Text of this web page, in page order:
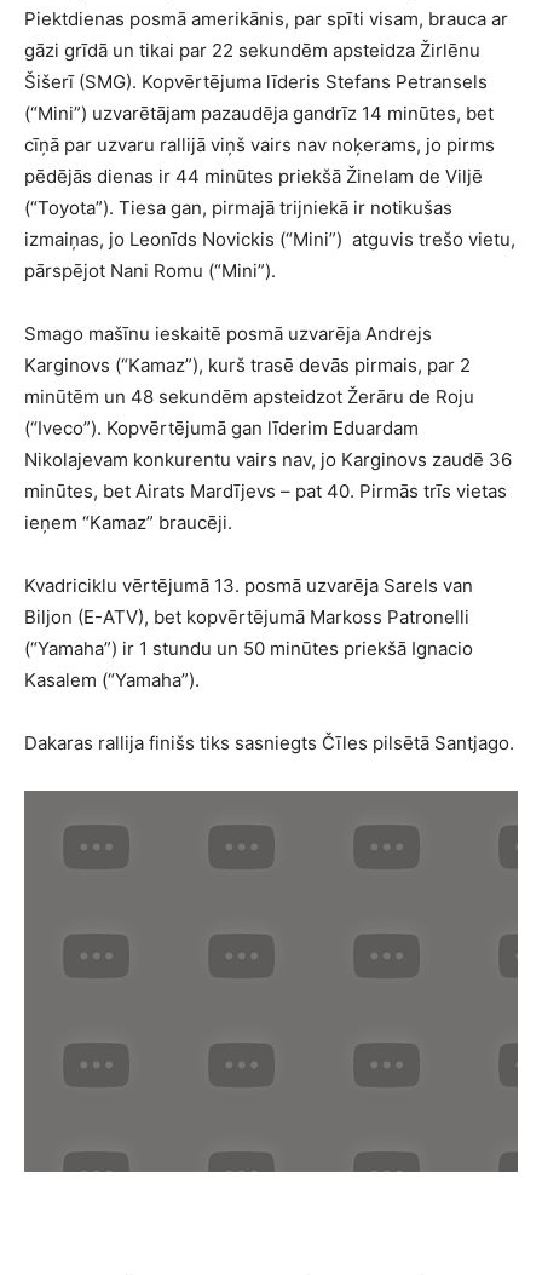
Piektdienas posmā amerikānis, par spīti visam, brauca ar
gāzi grīdā un tikai par 22 sekundēm apsteidza Žirlēnu
Šišerī (SMG). Kopvērtējuma līderis Stefans Petransels
(“Mini”) uzvarētājam pazaudēja gandrīz 14 minūtes, bet
cīņā par uzvaru rallijā viņš vairs nav noķerams, jo pirms
pēdējās dienas ir 44 minūtes priekšā Žinelam de Viljē
(“Toyota”). Tiesa gan, pirmajā trijniekā ir notikušas
izmaiņas, jo Leonīds Novickis (“Mini”) atguvis trešo vietu,
pārspējot Nani Romu (“Mini”).
Smago mašīnu ieskaitē posmā uzvarēja Andrejs
Karginovs (“Kamaz”), kurš trasē devās pirmais, par 2
minūtēm un 48 sekundēm apsteidzot Žerāru de Roju
(“Iveco”). Kopvērtējumā gan līderim Eduardam
Nikolajevam konkurentu vairs nav, jo Karginovs zaudē 36
minūtes, bet Airats Mardījevs – pat 40. Pirmās trīs vietas
ieņem “Kamaz” braucēji.
Kvadriciklu vērtējumā 13. posmā uzvarēja Sarels van
Biljon (E-ATV), bet kopvērtējumā Markoss Patronelli
(“Yamaha”) ir 1 stundu un 50 minūtes priekšā Ignacio
Kasalem (“Yamaha”).
Dakaras rallija finišs tiks sasniegts Čīles pilsētā Santjago.